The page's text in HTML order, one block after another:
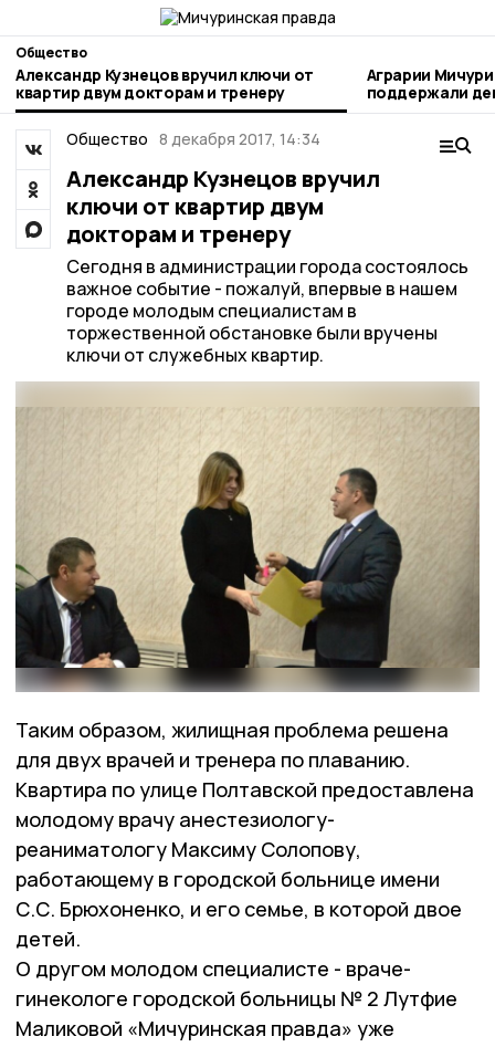
Общество
Александр Кузнецов вручил ключи от
квартир двум докторам и тренеру
Аграрии
поддержали день
труда
Общество 8 декабря 2017, 14:34
Александр Кузнецов вручил
ключи от квартир двум
докторам и тренеру
Сегодня в администрации города состоялось
важное событие - пожалуй, впервые в нашем
городе молодым специалистам в
торжественной обстановке были вручены
ключи от служебных квартир.
Таким образом, жилищная проблема решена
для двух врачей и тренера по плаванию.
Квартира по улице Полтавской предоставлена
молодому врачу анестезиологу-
реаниматологу Максиму Солопову,
работающему в городской больнице имени
С.С. Брюхоненко, и его семье, в которой двое
детей.
О другом молодом специалисте - враче-
гинекологе городской больницы № 2 Лутфие
Маликовой «Мичуринская правда» уже